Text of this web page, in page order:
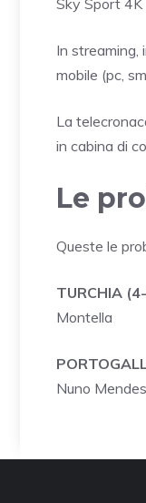
In streaming,
mobile (pc,
La
in cabina di
Le
Queste le
TURCHIA
Montella
Nuno